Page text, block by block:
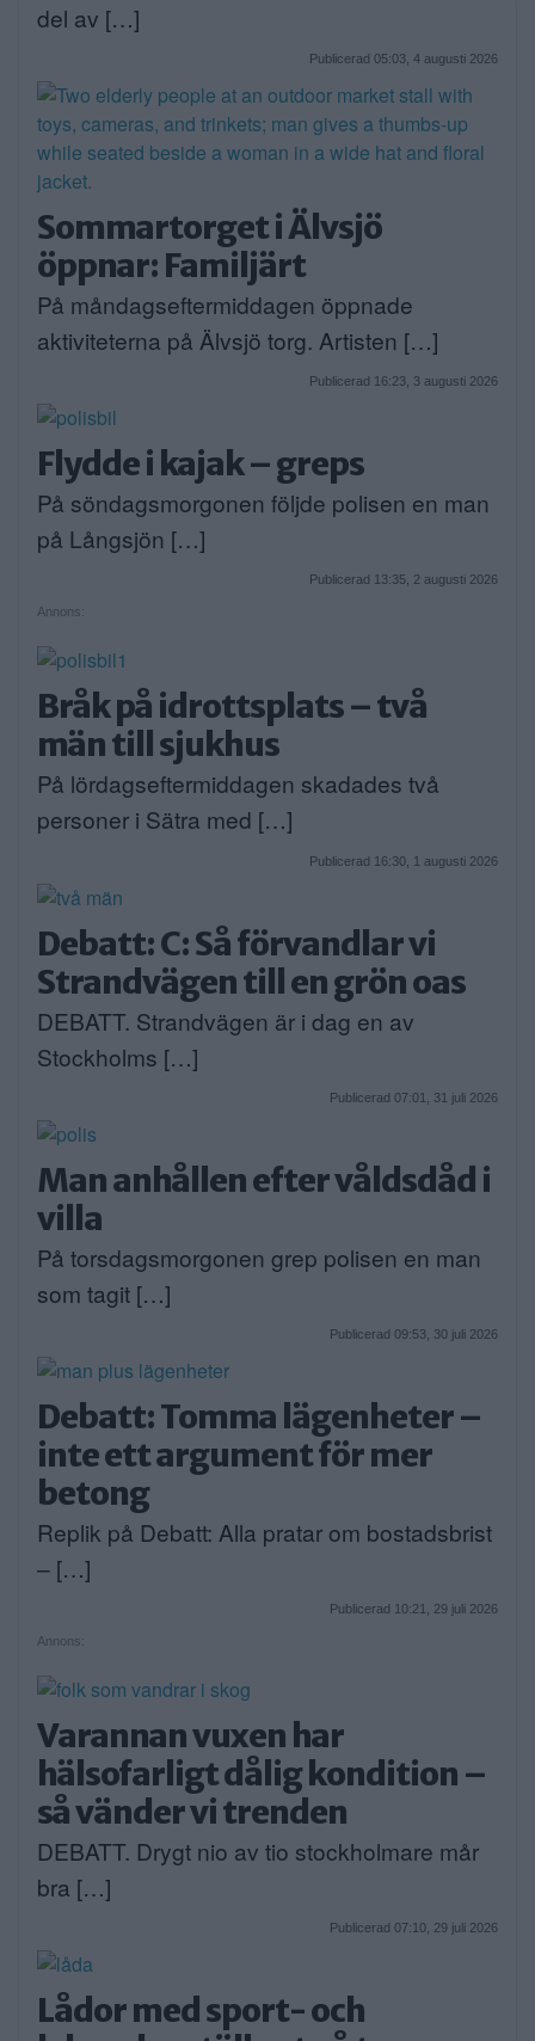
del av […]
Publicerad 05:03, 4 augusti 2026
Sommartorget i Älvsjö
öppnar: Familjärt
På måndagseftermiddagen öppnade
aktiviteterna på Älvsjö torg. Artisten […]
Publicerad 16:23, 3 augusti 2026
Flydde i kajak – greps
På söndagsmorgonen följde polisen en man
på Långsjön […]
Publicerad 13:35, 2 augusti 2026
Annons:
Bråk på idrottsplats – två
män till sjukhus
På lördagseftermiddagen skadades två
personer i Sätra med […]
Publicerad 16:30, 1 augusti 2026
Debatt: C: Så förvandlar vi
Strandvägen till en grön oas
DEBATT. Strandvägen är i dag en av
Stockholms […]
Publicerad 07:01, 31 juli 2026
Man anhållen efter våldsdåd i
villa
På torsdagsmorgonen grep polisen en man
som tagit […]
Publicerad 09:53, 30 juli 2026
Debatt: Tomma lägenheter –
inte ett argument för mer
betong
Replik på Debatt: Alla pratar om bostadsbrist
– […]
Publicerad 10:21, 29 juli 2026
Annons:
Varannan vuxen har
hälsofarligt dålig kondition –
så vänder vi trenden
DEBATT. Drygt nio av tio stockholmare mår
bra […]
Publicerad 07:10, 29 juli 2026
Lådor med sport- och